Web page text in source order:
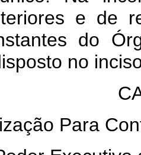
e de
do
no
Para